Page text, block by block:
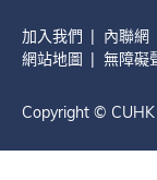
加入我們 內聯網
網站地圖
無障礙
Copyright ©